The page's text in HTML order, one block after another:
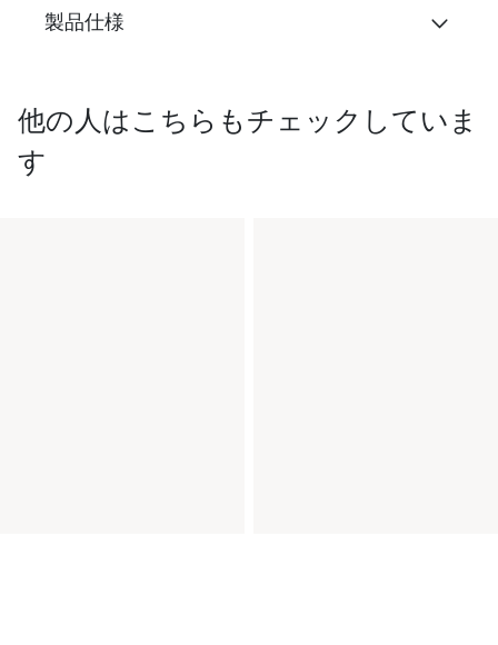
製品仕様
他の人はこちらもチェックしていま
す